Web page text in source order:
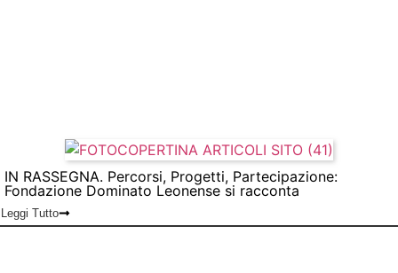
IN RASSEGNA. Percorsi, Progetti, Partecipazione:
Fondazione Dominato Leonense si racconta
Leggi Tutto